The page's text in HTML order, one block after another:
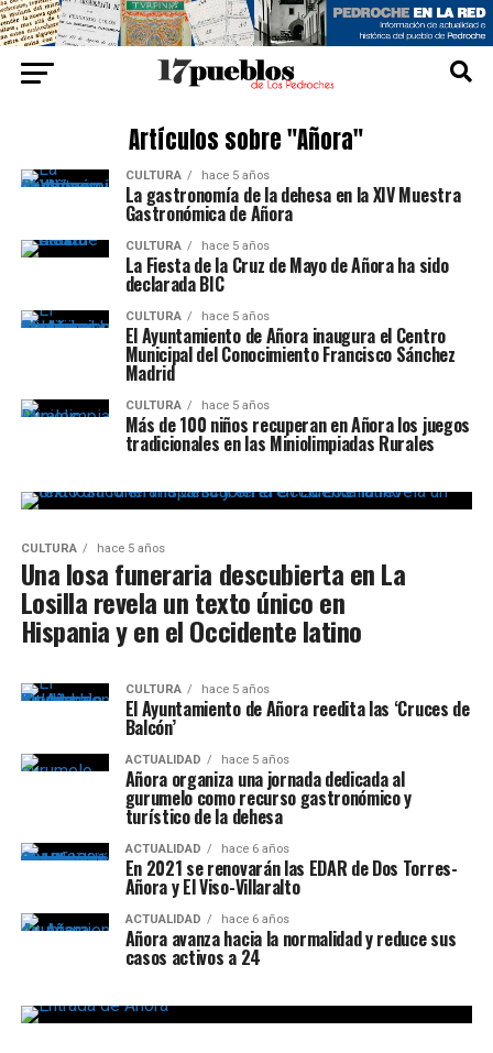
Artículos sobre "Añora"
CULTURA hace 5 años
La gastronomía de la dehesa en la XIV Muestra
Gastronómica de Añora
CULTURA hace 5 años
La Fiesta de la Cruz de Mayo de Añora ha sido
declarada BIC
CULTURA hace 5 años
El Ayuntamiento de Añora inaugura el Centro
Municipal del Conocimiento Francisco Sánchez
Madrid
CULTURA hace 5 años
Más de 100 niños recuperan en Añora los juegos
tradicionales en las Miniolimpiadas Rurales
CULTURA hace 5 años
Una losa funeraria descubierta en La
Losilla revela un texto único en
Hispania y en el Occidente latino
CULTURA hace 5 años
El Ayuntamiento de Añora reedita las ‘Cruces de
Balcón’
ACTUALIDAD hace 5 años
Añora organiza una jornada dedicada al
gurumelo como recurso gastronómico y
turístico de la dehesa
ACTUALIDAD hace 6 años
En 2021 se renovarán las EDAR de Dos Torres-
Añora y El Viso-Villaralto
ACTUALIDAD hace 6 años
Añora avanza hacia la normalidad y reduce sus
casos activos a 24